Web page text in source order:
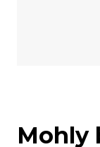
Mohly